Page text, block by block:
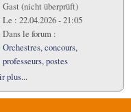
Gast (nicht überprüft)
Le : 22.04.2026 - 21:05
Dans le forum :
Orchestres, concours,
professeurs, postes
plus...